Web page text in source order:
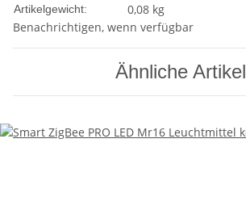
Artikelgewicht: 0,08 kg
Benachrichtigen, wenn verfügbar
Ähnliche Artikel